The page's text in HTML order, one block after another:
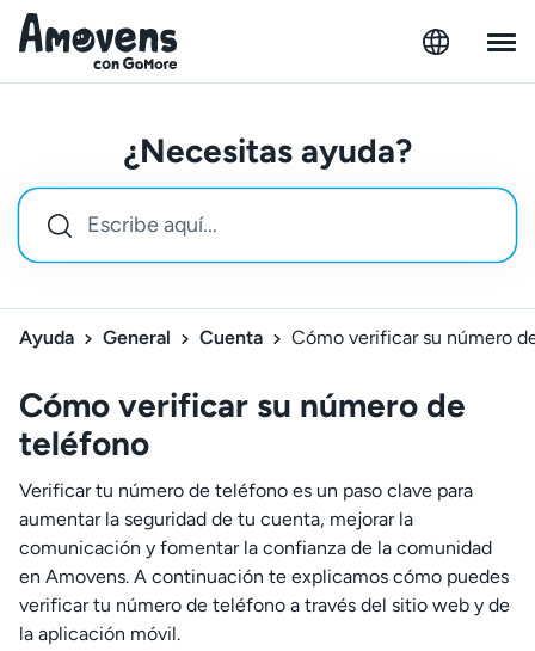
¿Necesitas ayuda?
Ayuda General Cuenta Cómo verificar su número
Cómo verificar su número de
teléfono
Verificar tu número de teléfono es un paso clave para
aumentar la seguridad de tu cuenta, mejorar la
comunicación y fomentar la confianza de la comunidad
en Amovens. A continuación te explicamos cómo puedes
verificar tu número de teléfono a través del sitio web y de
la aplicación móvil.